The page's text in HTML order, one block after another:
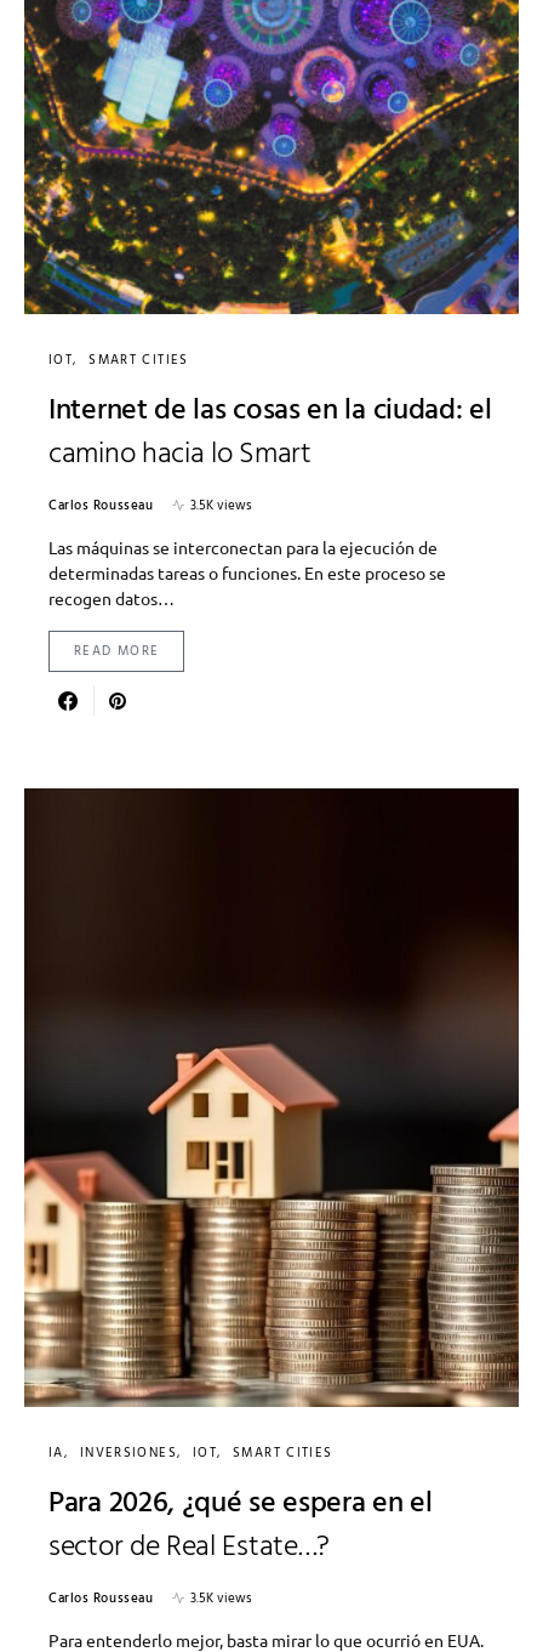
IOT SMART CITIES
Internet de las cosas en la ciudad: el
camino hacia lo Smart
Carlos Rousseau
3.5K views
Las máquinas se interconectan para la ejecución de
determinadas tareas o funciones. En este proceso se
recogen datos…
READ MORE
IA INVERSIONES IOT SMART CITIES
Para 2026, ¿qué se espera en el
sector de Real Estate…?
Carlos Rousseau
3.5K views
Para entenderlo mejor, basta mirar lo que ocurrió en EUA.